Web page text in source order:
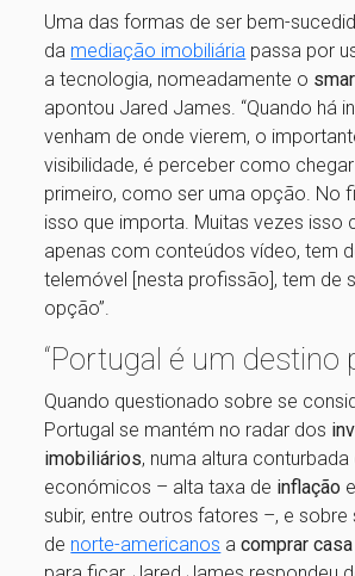
Uma das formas de ser bem-
da mediação imobiliária passa por
a tecnologia, nomeadamente o
apontou Jared James. “Quando há
venham de onde vierem, o
visibilidade, é perceber como
primeiro, como ser uma opção. No
isso que importa. Muitas vezes isso
apenas com conteúdos vídeo, tem
telemóvel [nesta profissão], tem de
opção”.
“Portugal é um destino
Quando questionado sobre se
Portugal se mantém no radar dos
imobiliários, numa altura
económicos – alta taxa de inflação
subir, entre outros fatores –, e sobre
de norte-americanos acomprar casa